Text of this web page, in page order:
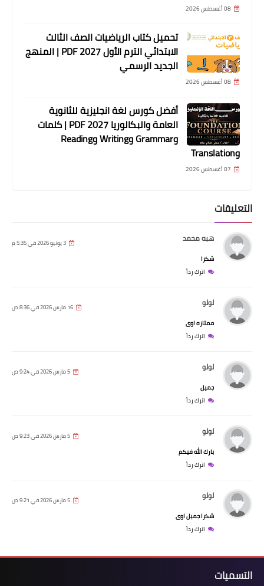
08 أغسطس 2026
تحميل كتاب الرياضيات الصف الثالث
الابتدائي الترم الأول 2027 PDF | المنهج
الجديد الرسمي
08 أغسطس 2026
أفضل كورس لغة انجليزية للثانوية
العامة والبكالوريا 2027 PDF | كلمات
وGrammar وWriting وReading
وTranslation
07 أغسطس 2026
التعليقات
هبه محمد 3 يونيو 2026 في 5:35 م
شكرا
اترك رداً
لولو 16 مارس 2026 في 8:36 ص
ممتازه اوى
اترك رداً
لولو 5 مارس 2026 في 9:24 ص
جميل
اترك رداً
لولو 5 مارس 2026 في 9:23 ص
بارك الله فيكم
اترك رداً
لولو 5 مارس 2026 في 9:21 ص
شكرا جميل اوى
اترك رداً
التسميات